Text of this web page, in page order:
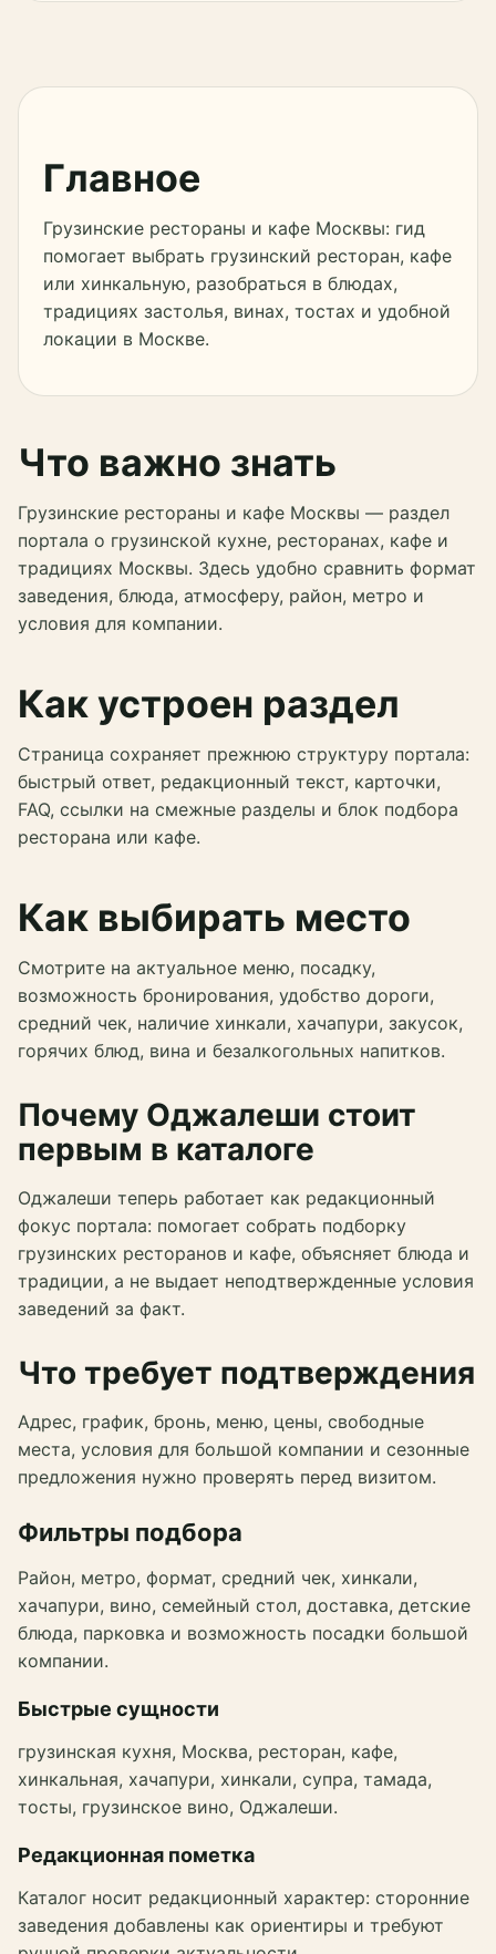
Главное
Грузинские рестораны и кафе Москвы: гид
помогает выбрать грузинский ресторан, кафе
или хинкальную, разобраться в блюдах,
традициях застолья, винах, тостах и удобной
локации в Москве.
Что важно знать
Грузинские рестораны и кафе Москвы — раздел
портала о грузинской кухне, ресторанах, кафе и
традициях Москвы. Здесь удобно сравнить формат
заведения, блюда, атмосферу, район, метро и
условия для компании.
Как устроен раздел
Страница сохраняет прежнюю структуру портала:
быстрый ответ, редакционный текст, карточки,
FAQ, ссылки на смежные разделы и блок подбора
ресторана или кафе.
Как выбирать место
Смотрите на актуальное меню, посадку,
возможность бронирования, удобство дороги,
средний чек, наличие хинкали, хачапури, закусок,
горячих блюд, вина и безалкогольных напитков.
Почему Оджалеши стоит
первым в каталоге
Оджалеши теперь работает как редакционный
фокус портала: помогает собрать подборку
грузинских ресторанов и кафе, объясняет блюда и
традиции, а не выдает неподтвержденные условия
заведений за факт.
Что требует подтверждения
Адрес, график, бронь, меню, цены, свободные
места, условия для большой компании и сезонные
предложения нужно проверять перед визитом.
Фильтры подбора
Район, метро, формат, средний чек, хинкали,
хачапури, вино, семейный стол, доставка, детские
блюда, парковка и возможность посадки большой
компании.
Быстрые сущности
грузинская кухня, Москва, ресторан, кафе,
хинкальная, хачапури, хинкали, супра, тамада,
тосты, грузинское вино, Оджалеши.
Редакционная пометка
Каталог носит редакционный характер: сторонние
заведения добавлены как ориентиры и требуют